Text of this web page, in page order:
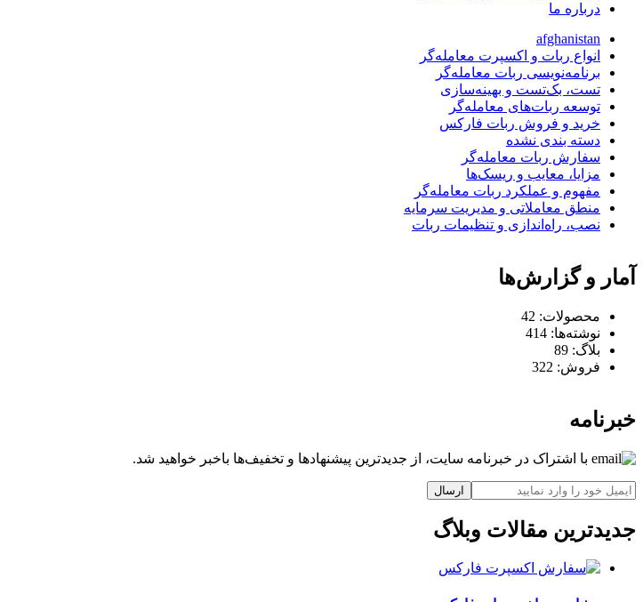
درباره ما
afghanistan
انواع ربات و اکسپرت معامله‌گر
برنامه‌نویسی ربات معامله‌گر
تست، بک‌تست و بهینه‌سازی
توسعه ربات‌های معامله‌گر
خرید و فروش ربات فارکس
دسته بندی نشده
سفارش ربات معامله‌گر
مزایا، معایب و ریسک‌ها
مفهوم و عملکرد ربات معامله‌گر
منطق معاملاتی و مدیریت سرمایه
نصب، راه‌اندازی و تنظیمات ربات
آمار و گزارش‌ها
محصولات: 42
نوشته‌ها: 414
بلاگ: 89
فروش: 322
خبرنامه
با اشتراک در خبرنامه سایت، از جدیدترین پیشنهادها و تخفیف‌ها باخبر خواهید شد.
ارسال
جدیدترین مقالات وبلاگ